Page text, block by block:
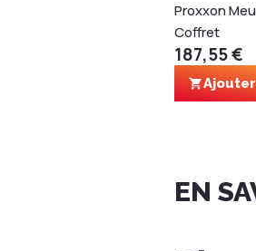
Proxxon
Coffret
187,55 €
EN